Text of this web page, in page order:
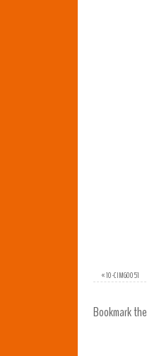
«10-CIMG0051
Bookmark the